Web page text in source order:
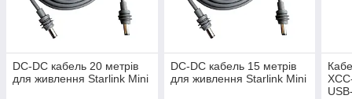
DC-DC кабель 20 метрів
для живлення Starlink Mini
DC-DC кабель 15 метрів
для живлення Starlink Mini